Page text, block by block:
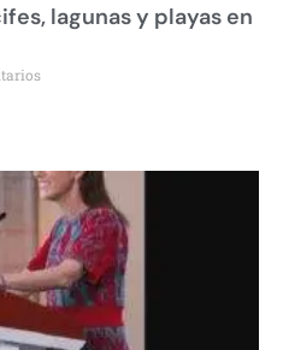
lagunas y playas en